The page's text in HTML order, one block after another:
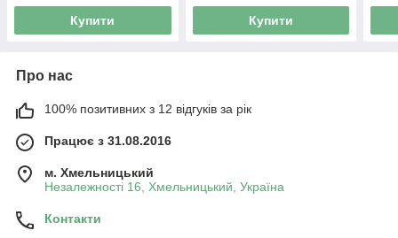
Купити Купити
Про нас
100% позитивних з 12 відгуків за рік
Працює з 31.08.2016
м. Хмельницький
Незалежності 16, Хмельницький, Україна
Контакти